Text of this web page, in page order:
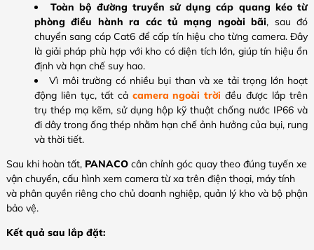
Toàn bộ đường truyền sử dụng cáp quang kéo từ
phòng điều hành ra các tủ mạng ngoài bãi, sau đó
chuyển sang cáp Cat6 để cấp tín hiệu cho từng camera. Đây
là giải pháp phù hợp với kho có diện tích lớn, giúp tín hiệu ổn
định và hạn chế suy hao.
Vì môi trường có nhiều bụi than và xe tải trọng lớn hoạt
động liên tục, tất cả camera ngoài trời đều được lắp trên
trụ thép mạ kẽm, sử dụng hộp kỹ thuật chống nước IP66 và
đi dây trong ống thép nhằm hạn chế ảnh hưởng của bụi, rung
và thời tiết.
Sau khi hoàn tất, PANACO cân chỉnh góc quay theo đúng tuyến xe
vận chuyển, cấu hình xem camera từ xa trên điện thoại, máy tính
và phân quyền riêng cho chủ doanh nghiệp, quản lý kho và bộ phận
bảo vệ.
Kết quả sau lắp đặt: